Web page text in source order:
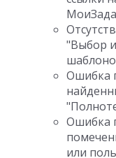
"Выбор
Ошибка
Ошибка
или